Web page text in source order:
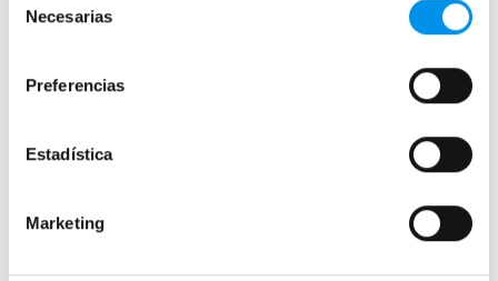
Necesarias
Preferencias
Estadística
Marketing
Mamparas de ducha
Mamparas cuadradas
Fijos y paneles de ducha
Correderas sin perfiles